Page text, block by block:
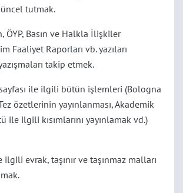
tutmak.
ÖYP, Basın ve Halkla İlişkiler
Faaliyet Raporları vb. yazıları
takip etmek.
ile ilgili bütün işlemleri (Bologna
özetlerinin yayınlanması, Akademik
ile ilgili kısımlarını yayınlamak vd.)
evrak, taşınır ve taşınmaz malları